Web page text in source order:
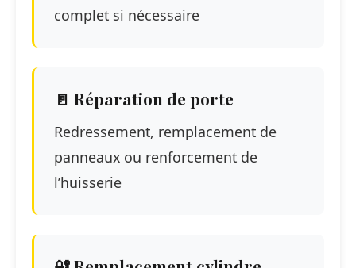
complet si nécessaire
🚪 Réparation de porte
Redressement, remplacement de
panneaux ou renforcement de
l’huisserie